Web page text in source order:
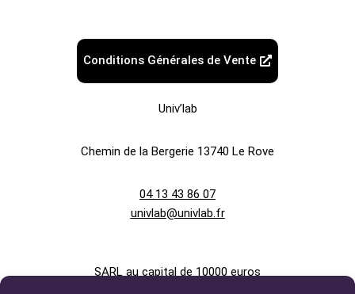
Conditions Générales de Vente
Univ’lab
Chemin de la Bergerie 13740 Le Rove
04 13 43 86 07
univlab@univlab.fr
SARL au capital de 10000 euros